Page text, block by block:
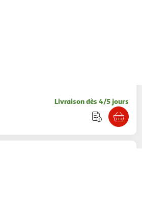
Livraison dès 4/5 jours